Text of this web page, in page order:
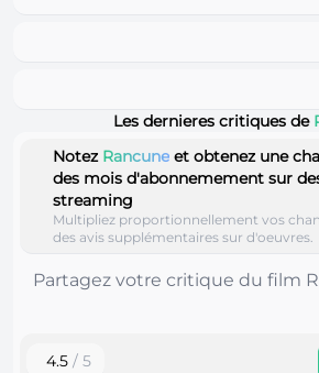
Les dernieres critiques de
Notez Rancune et obtenez une
des mois d'abonnemement sur
streaming
Multipliez proportionnellement vos
des avis supplémentaires sur d'oeuvres.
4.5 / 5